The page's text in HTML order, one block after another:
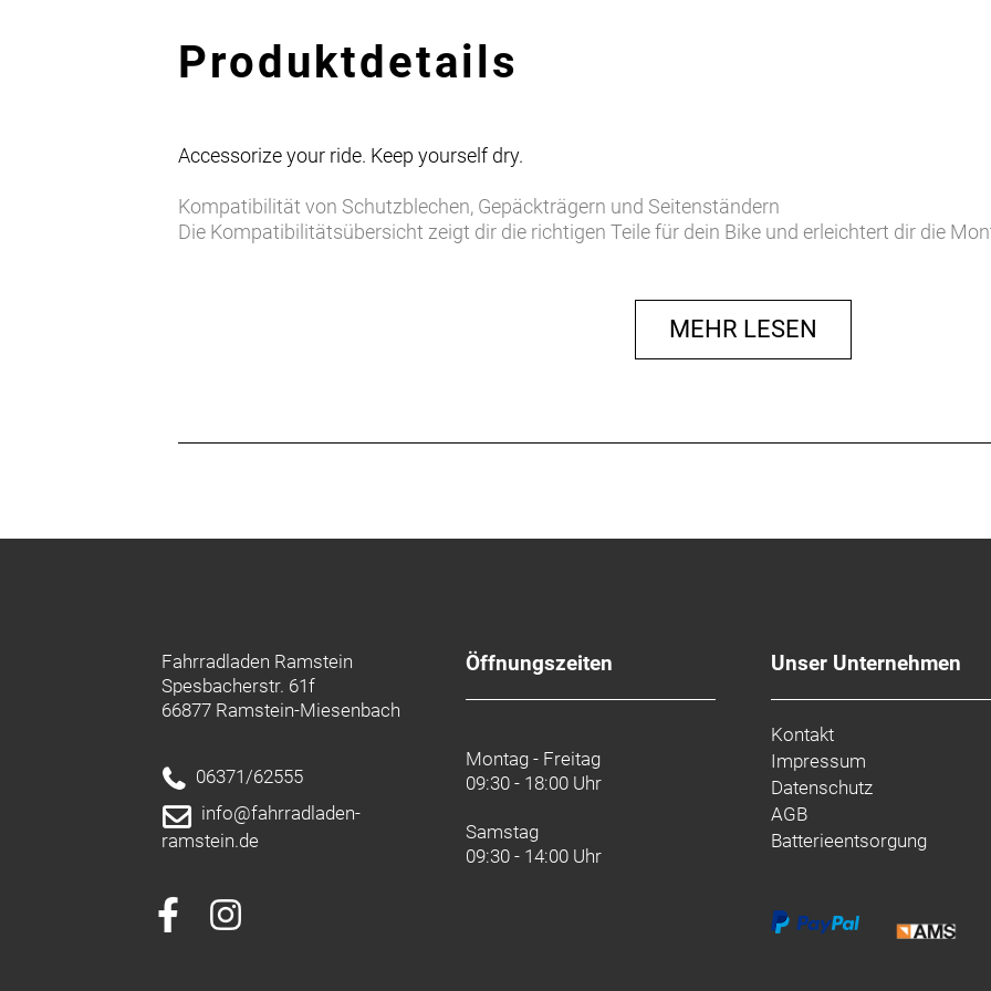
Produktdetails
Accessorize your ride. Keep yourself dry.
Kompatibilität von Schutzblechen, Gepäckträgern und Seitenständern
Die Kompatibilitätsübersicht zeigt dir die richtigen Teile für dein Bike und erleichtert dir die
MEHR LESEN
Fahrradladen Ramstein
Spesbacherstr. 61f
66877 Ramstein-Miesenbach
06371/62555
info@fahrradladen-
ramstein.de
Öffnungszeiten
Montag - Freitag
09:30 - 18:00 Uhr
Samstag
09:30 - 14:00 Uhr
Unser Unternehmen
Kontakt
Impressum
Datenschutz
AGB
Batterieentsorgung